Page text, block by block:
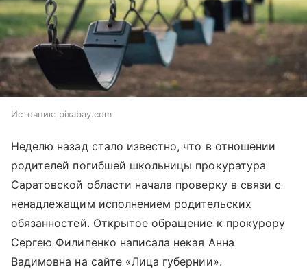
Источник: pixabay.com
Неделю назад стало известно, что в отношении
родителей погибшей школьницы прокуратура
Саратовской области начала проверку в связи с
ненадлежащим исполнением родительских
обязанностей. Открытое обращение к прокурору
Сергею Филипенко написала некая Анна
Вадимовна на сайте «Лица губернии».